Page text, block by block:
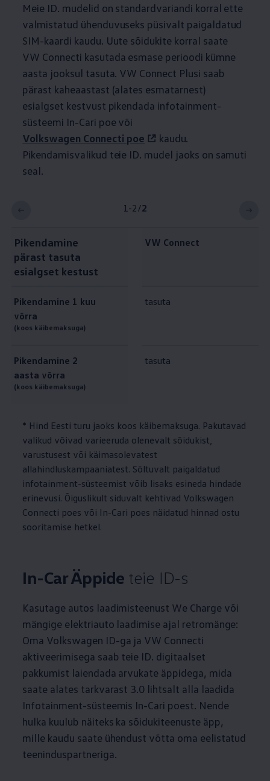
Meie ID. mudelid on standardvariandi korral ette
valmistatud ühenduvuseks püsivalt paigaldatud
SIM-kaardi kaudu. Uute sõidukite korral saate
VW Connecti kasutada esmase perioodi kümne
aasta jooksul tasuta. VW Connect Plusi saab
pärast kaheaastast (alates esmatarnest)
esialgset kestvust pikendada infotainment-
süsteemi In-Cari poe või
Volkswagen Connecti poe
kaudu.
Pikendamisvalikud teie ID. mudel jaoks on samuti
seal.
1-2/2
Pikendamine
pärast tasuta
esialgset kestust
VW Connect
Pikendamine 1 kuu
võrra
(koos käibemaksuga)
tasuta
Pikendamine 2
aasta võrra
(koos käibemaksuga)
tasuta
* Hind Eesti turu jaoks koos käibemaksuga. Pakutavad
valikud võivad varieeruda olenevalt sõidukist,
varustusest või käimasolevatest
allahindluskampaaniatest. Sõltuvalt paigaldatud
infotainment-süsteemist võib lisaks esineda hindade
erinevusi. Õiguslikult siduvalt kehtivad Volkswagen
Connecti poes või In-Cari poes näidatud hinnad ostu
sooritamise hetkel.
In-Car Äppide teie ID-s
Kasutage autos laadimisteenust We Charge või
mängige elektriauto laadimise ajal retromänge:
Oma Volkswagen ID-ga ja VW Connecti
aktiveerimisega saab teie ID. digitaalset
pakkumist laiendada arvukate äppidega, mida
saate alates tarkvarast 3.0 lihtsalt alla laadida
Infotainment-süsteemis In-Cari poest. Nende
hulka kuulub näiteks ka sõidukiteenuste äpp,
mille kaudu saate ühendust võtta oma eelistatud
teeninduspartneriga.